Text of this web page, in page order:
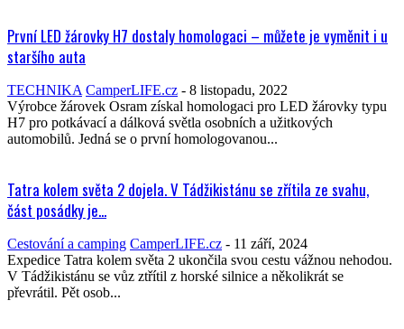
První LED žárovky H7 dostaly homologaci – můžete je vyměnit i u
staršího auta
TECHNIKA CamperLIFE.cz - 8 listopadu, 2022
Výrobce žárovek Osram získal homologaci pro LED žárovky typu
H7 pro potkávací a dálková světla osobních a užitkových
automobilů. Jedná se o první homologovanou...
Tatra kolem světa 2 dojela. V Tádžikistánu se zřítila ze svahu,
část posádky je...
Cestování a camping CamperLIFE.cz - 11 září, 2024
Expedice Tatra kolem světa 2 ukončila svou cestu vážnou nehodou.
V Tádžikistánu se vůz ztřítil z horské silnice a několikrát se
převrátil. Pět osob...